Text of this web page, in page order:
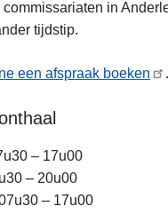
in
tijdstip.
een afspraak boeken .
– 17u00
– 20u00
– 17u00